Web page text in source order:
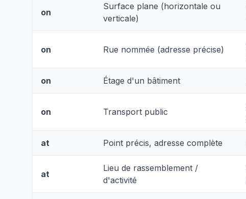
on
Surface plane (horizontale ou
verticale)
on Rue nommée (adresse précise)
on Étage d'un bâtiment
on Transport public
at Point précis, adresse complète
at
Lieu de rassemblement /
d'activité